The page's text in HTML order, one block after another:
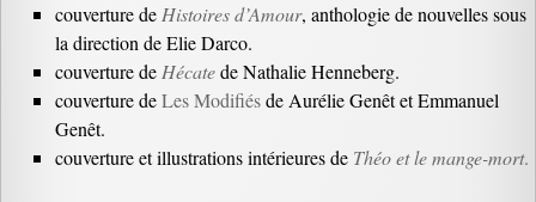
couverture de Histoires d’Amour, anthologie de nouvelles sous
la direction de Elie Darco.
couverture de Hécatede Nathalie Henneberg.
couverture deLes Modifiésde Aurélie Genêt et Emmanuel
Genêt.
couverture et illustrations intérieures de Théo et le mange-mort.